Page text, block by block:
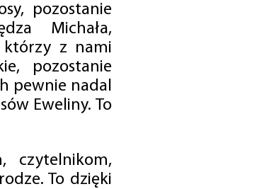
pozostanie
Michała,
którzy z nami
pozostanie
pewnie nadal
Eweliny. To
czytelnikom,
To dzięki